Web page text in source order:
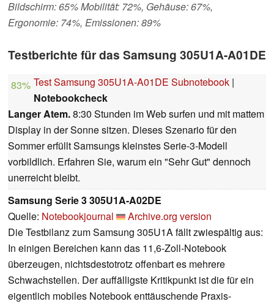
Bildschirm: 65% Mobilität: 72%, Gehäuse: 67%,
Ergonomie: 74%, Emissionen: 89%
Testberichte für das Samsung 305U1A-A01DE
83% Test Samsung 305U1A-A01DE Subnotebook |
Notebookcheck
Langer Atem.8:30 Stunden im Web surfen und mit mattem
Display in der Sonne sitzen. Dieses Szenario für den
Sommer erfüllt Samsungs kleinstes Serie-3-Modell
vorbildlich. Erfahren Sie, warum ein "Sehr Gut" dennoch
unerreicht bleibt.
Samsung Serie 3 305U1A-A02DE
Quelle: Notebookjournal
Archive.org version
Die Testbilanz zum Samsung 305U1A fällt zwiespältig aus:
In einigen Bereichen kann das 11,6-Zoll-Notebook
überzeugen, nichtsdestotrotz offenbart es mehrere
Schwachstellen. Der auffälligste Kritikpunkt ist die für ein
eigentlich mobiles Notebook enttäuschende Praxis-